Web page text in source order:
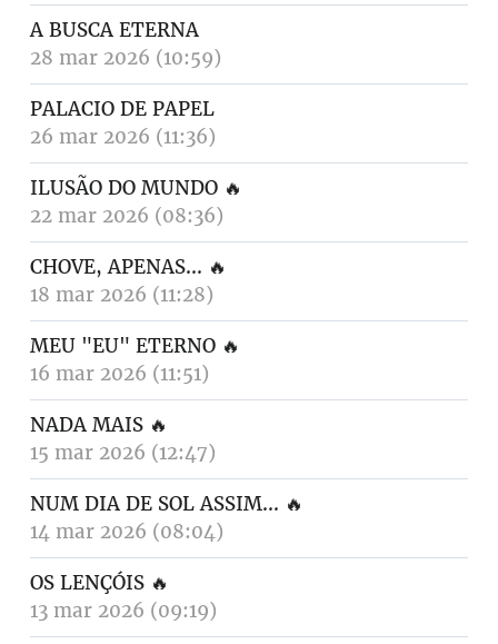
A BUSCA ETERNA
28 mar 2026 (10:59)
PALACIO DE PAPEL
26 mar 2026 (11:36)
ILUSÃO DO MUNDO 🔥
22 mar 2026 (08:36)
CHOVE, APENAS... 🔥
18 mar 2026 (11:28)
MEU "EU" ETERNO 🔥
16 mar 2026 (11:51)
NADA MAIS 🔥
15 mar 2026 (12:47)
NUM DIA DE SOL ASSIM... 🔥
14 mar 2026 (08:04)
OS LENÇÓIS 🔥
13 mar 2026 (09:19)